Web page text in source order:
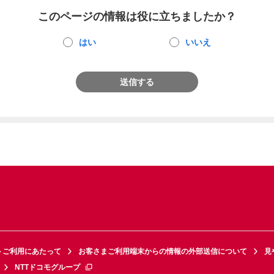
このページの情報は役に立ちましたか？
はい いいえ
送信する
ご利用にあたって お客さまご利用端末からの情報の外部送信について
見
NTTドコモグループ